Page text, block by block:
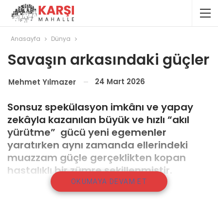
Anasayfa Dünya
Savaşın arkasındaki güçler
Mehmet Yılmazer 24 Mart 2026
Sonsuz spekülasyon imkânı ve yapay
zekâyla kazanılan büyük ve hızlı “akıl
yürütme” gücü yeni egemenler
yaratırken aynı zamanda ellerindeki
muazzam güçle gerçeklikten kopan
hastalıklı bir zümre şekillenmiştir.
OKUMAYA DEVAM ET